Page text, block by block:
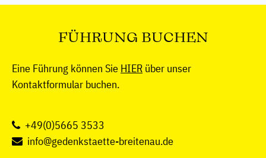
FÜHRUNG BUCHEN
Eine Führung können Sie HIER über unser
Kontaktformular buchen.
+49(0)5665 3533
info@gedenkstaette-breitenau.de